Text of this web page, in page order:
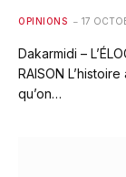
OPINIONS 17
Dakarmidi –
RAISON
qu’on…